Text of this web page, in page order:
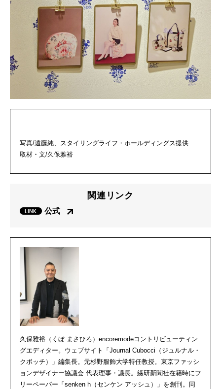
写真/遠藤純、スタイリングライフ・ホールディングス提供
取材・文/久保雅裕
関連リンク
公式
久保雅裕（くぼ まさひろ）encoremodeコントリビューティン
グエディター。ウェブサイト「Journal Cubocci（ジュルナル・
クボッチ）」編集長。元杉野服飾大学特任教授。東京ファッシ
ョンデザイナー協議会 代表理事・議長。繊研新聞社在籍時にフ
リーペーパー「senken h（センケン アッシュ）」を創刊。同